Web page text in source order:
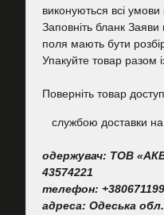
виконуються всі
Заповніть бланк
поля мають бути
Упакуйте товар разом
Поверніть товар
cлужбою доставки на
одержувач: ТОВ
43574221
телефон:
адреса: Одеська